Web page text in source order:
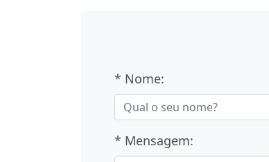
* Nome:
* Mensagem: